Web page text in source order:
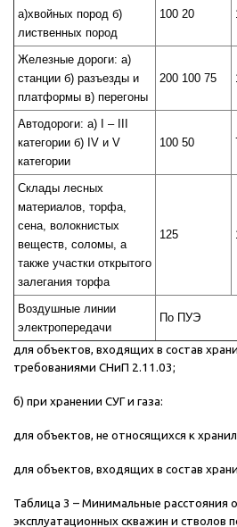
а)хвойных пород б)
лиственных пород
100 20
Железные дороги: а)
станции б) разъезды и
платформы в) перегоны
200 100 75
Автодороги: а) I – III
категории б) IV и V
категории
100 50
Склады лесных
материалов, торфа,
сена, волокнистых
веществ, соломы, а
также участки открытого
залегания торфа
125
Воздушные линии
электропередачи
По ПУЭ
для объектов, входящих в состав
требованиями СНиП 2.11.03;
б) при хранении СУГ и газа:
для объектов, не относящихся к
для объектов, входящих в состав
Таблица 3 – Минимальные расстояния
эксплуатационных скважин и стволов